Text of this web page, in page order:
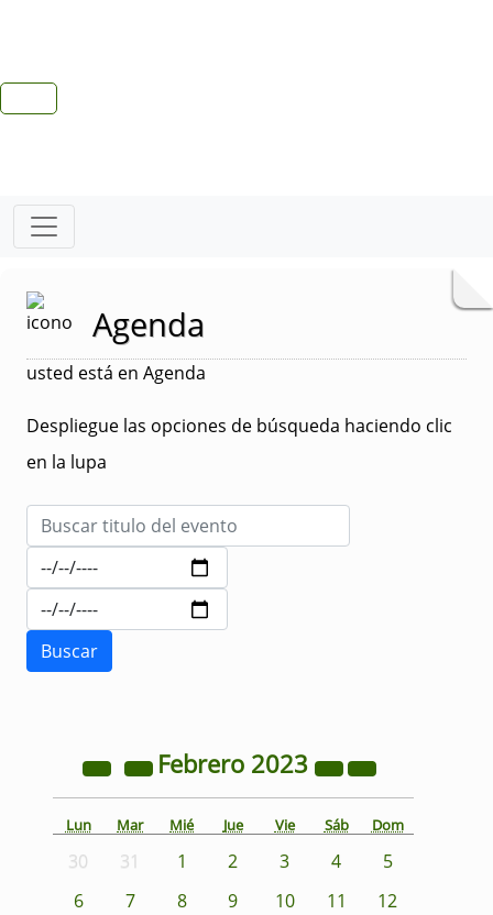
Agenda
usted está en Agenda
Despliegue las opciones de búsqueda haciendo clic
en la lupa
Febrero 2023
Lun Mar Mié Jue Vie Sáb Dom
30 31 1 2 3 4
5
6
7 8 9 10 11
12